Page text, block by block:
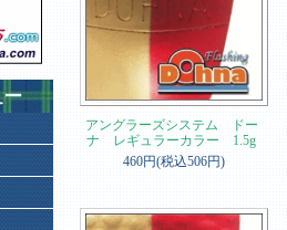
アングラーズシステム ドー
ナ レギュラーカラー 1.5g
460円(税込506円)